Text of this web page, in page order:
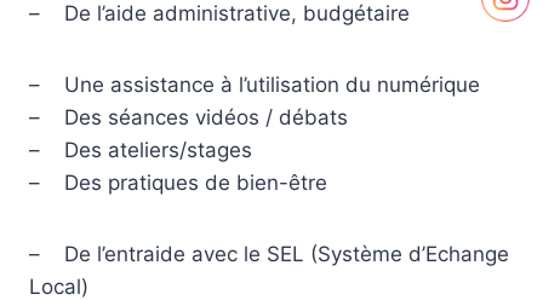
– De l’aide administrative, budgétaire
– Une assistance à l’utilisation du numérique
– Des séances vidéos / débats
– Des ateliers/stages
– Des pratiques de bien-être
– De l’entraide avec le SEL (Système d’Echange
Local)